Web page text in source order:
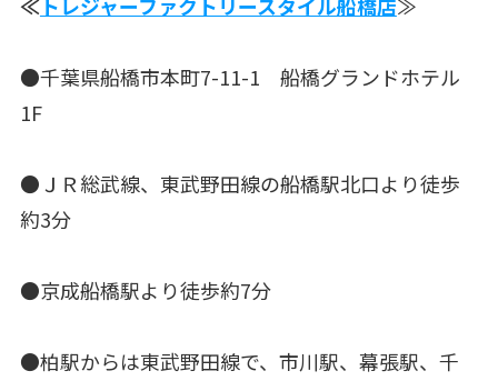
≪ トレジャーファクトリースタイル船橋店≫
●千葉県船橋市本町7-11-1 船橋グランドホテル
1F
●ＪＲ総武線、東武野田線の船橋駅北口より徒歩
約3分
●京成船橋駅より徒歩約7分
●柏駅からは東武野田線で、市川駅、幕張駅、千